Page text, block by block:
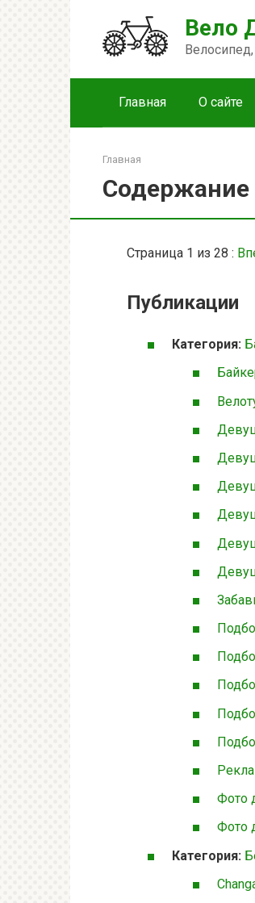
Вело
Главная О сайте
Главная
Содержание
Страница 1 из 28 :
Публикации
Категория:
Фото
Фото
Категория: